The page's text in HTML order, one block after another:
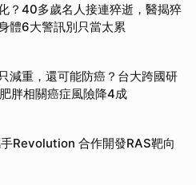
？40多歲名人接連猝逝，醫揭猝
體6大警訊別只當太累
減重，還可能防癌？台大跨國研
胖相關癌症風險降4成
Revolution 合作開發RAS靶向